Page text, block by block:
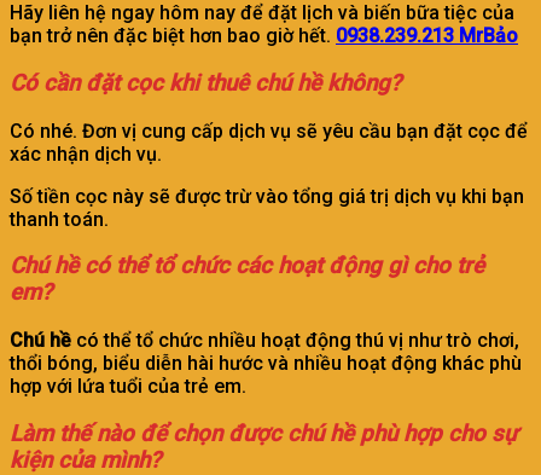
Hãy liên hệ ngay hôm nay để đặt lịch và biến bữa tiệc của
bạn trở nên đặc biệt hơn bao giờ hết. 0938.239.213 MrBảo
Có cần đặt cọc khi thuê chú hề không?
Có nhé. Đơn vị cung cấp dịch vụ sẽ yêu cầu bạn đặt cọc để
xác nhận dịch vụ.
Số tiền cọc này sẽ được trừ vào tổng giá trị dịch vụ khi bạn
thanh toán.
Chú hề có thể tổ chức các hoạt động gì cho trẻ
em?
Chú hề có thể tổ chức nhiều hoạt động thú vị như trò chơi,
thổi bóng, biểu diễn hài hước và nhiều hoạt động khác phù
hợp với lứa tuổi của trẻ em.
Làm thế nào để chọn được chú hề phù hợp cho sự
kiện của mình?